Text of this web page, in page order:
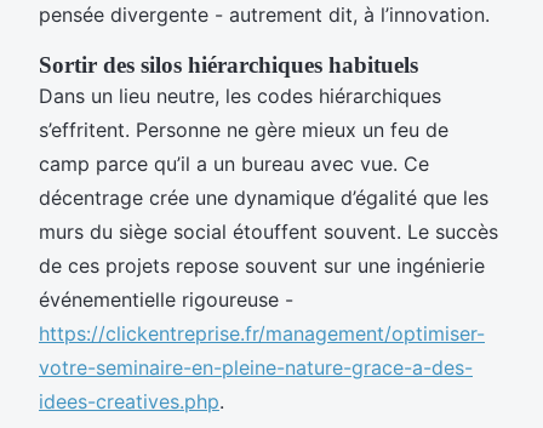
pensée divergente - autrement dit, à l’innovation.
Sortir des silos hiérarchiques habituels
Dans un lieu neutre, les codes hiérarchiques
s’effritent. Personne ne gère mieux un feu de
camp parce qu’il a un bureau avec vue. Ce
décentrage crée une dynamique d’égalité que les
murs du siège social étouffent souvent. Le succès
de ces projets repose souvent sur une ingénierie
événementielle rigoureuse -
https://clickentreprise.fr/management/optimiser-
votre-seminaire-en-pleine-nature-grace-a-des-
idees-creatives.php.